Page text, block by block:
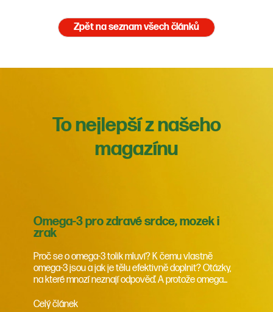
Zpět na seznam všech článků
To nejlepší z našeho
magazínu
Omega-3 pro zdravé srdce, mozek i
zrak
Proč se o omega-3 tolik mluví? K čemu vlastně
omega-3 jsou a jak je tělu efektivně doplnit? Otázky,
na které mnozí neznají odpověď. A protože omega...
Celý článek